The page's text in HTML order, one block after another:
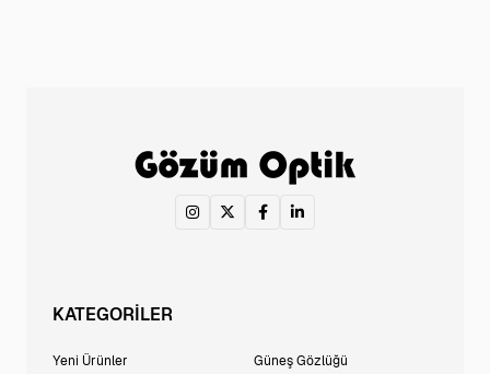
KATEGORİLER
Yeni Ürünler Güneş Gözlüğü